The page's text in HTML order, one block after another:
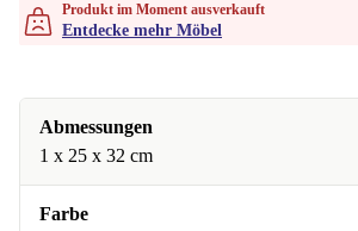
Produkt im Moment ausverkauft
Entdecke mehr Möbel
Abmessungen
1 x 25 x 32 cm
Farbe